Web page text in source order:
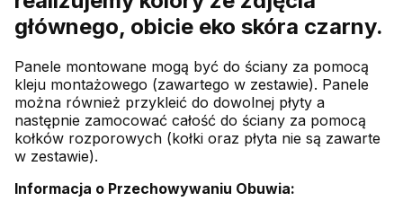
głównego, obicie eko skóra czarny.
Panele montowane mogą być do ściany za pomocą
kleju montażowego (zawartego w zestawie). Panele
można również przykleić do dowolnej płyty a
następnie zamocować całość do ściany za pomocą
kołków rozporowych (kołki oraz płyta nie są zawarte
w zestawie).
Informacja o Przechowywaniu Obuwia: